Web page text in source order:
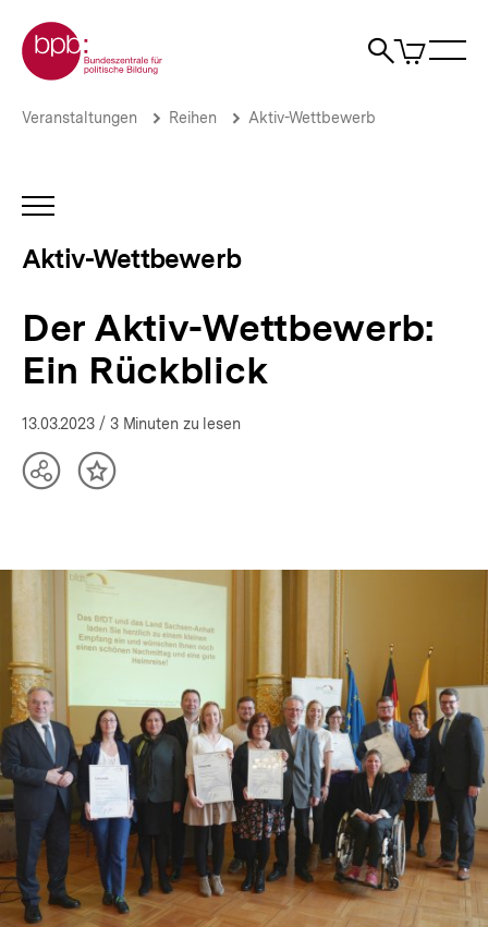
zum
Seiteninhalt
springen
Zur Startseite der bpb
Suche
Artikel
im
Der
Rückblick
Aktiv-
Wettbewerb
Brotkrümelnavigation
Pfadnavigation
Veranstaltungen Reihen Aktiv-Wettbewerb
INHALTSNAVIGATION
Aktiv-Wettbewerb
Der Aktiv-Wettbewerb:
Ein Rückblick
13.03.2023 / 3 Minuten zu lesen
TeilenInhalt
In
Lightbox
öffnen